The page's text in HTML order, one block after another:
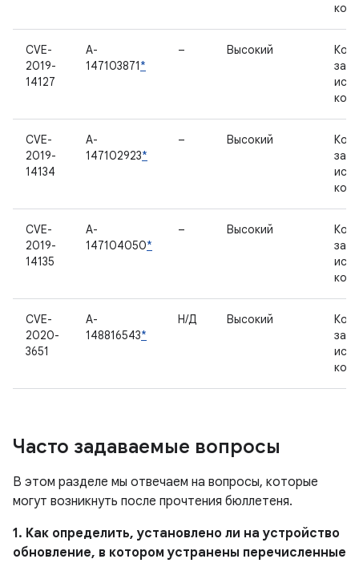
CVE-
2019-
14127
A-
147103871*
– Высокий
CVE-
2019-
14134
A-
147102923*
– Высокий
CVE-
2019-
14135
A-
147104050*
– Высокий
CVE-
2020-
3651
A-
148816543*
Н/Д Высокий
Часто задаваемые вопросы
В этом разделе мы отвечаем на вопросы, которые
могут возникнуть после прочтения бюллетеня.
1. Как определить, установлено ли на устройство
обновление, в котором устранены перечисленные